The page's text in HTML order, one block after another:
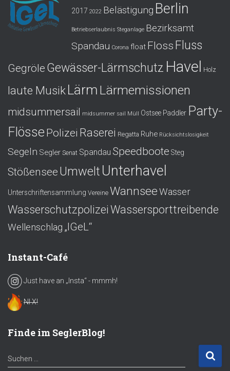
2017 2022 Belästigung Berlin
Betriebserlaubnis Steganlage Bezirksamt
Spandau Corona float Floss Fluss
Gegröle Gewässer-Lärmschutz Havel Holz
laute MusikLärm Lärmemissionen
midsummersail midsummer sail Müll Ostsee Paddler Party-
FlössePolizei Raserei Regatta Ruhe Rücksichtslosigkeit
Segeln Segler Senat Spandau Speedboote Steg
Stößensee Umwelt Unterhavel
Unterschriftensammlung Vereine WannseeWasser
Wasserschutzpolizei Wassersporttreibende
Wellenschlag „IGeL“
Instant-Café
Just have an „Insta“ - mmmh!
NI X!
Finde im SeglerBlog!
S
u
Suchen …